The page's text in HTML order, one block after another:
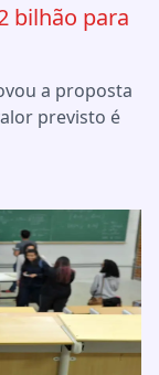
bilhão para
a proposta
previsto é